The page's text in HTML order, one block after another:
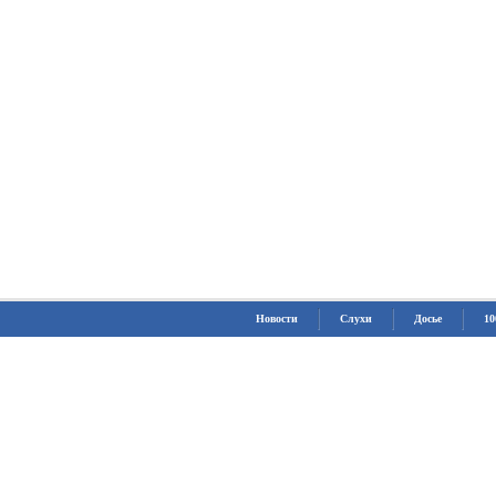
Новости Слухи Досье